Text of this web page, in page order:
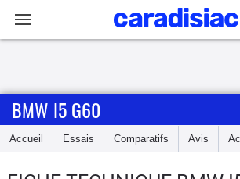
Accueil
BMW I5 G60
Accueil Essais Comparatifs Avis